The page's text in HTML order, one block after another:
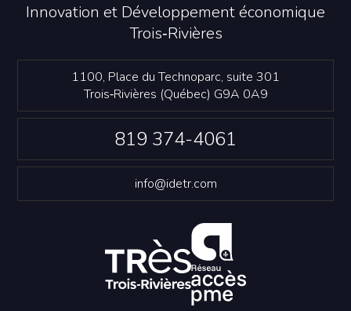
Innovation et Développement économique
Trois‑Rivières
1100, Place du Technoparc, suite 301
Trois‑Rivières (Québec) G9A 0A9
819 374-4061
info@idetr.com